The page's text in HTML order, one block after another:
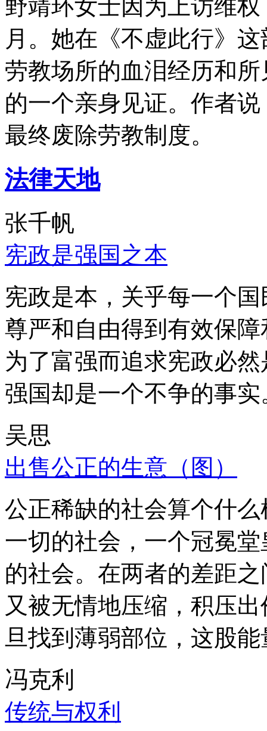
野靖环女士因为上访维
月。她在《不虚此行》
劳教场所的血泪经历和
的一个亲身见证。作者
最终废除劳教制度。
法律天地
张千帆
宪政是强国之本
宪政是本，关乎每一个
尊严和自由得到有效保
为了富强而追求宪政必
强国却是一个不争的事实
吴思
出售公正的生意（图）
公正稀缺的社会算个什
一切的社会，一个冠冕
的社会。在两者的差距
又被无情地压缩，积压
旦找到薄弱部位，这股
冯克利
传统与权利